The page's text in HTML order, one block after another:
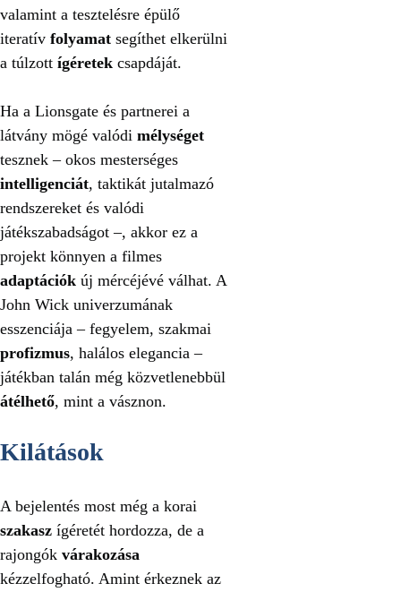
valamint a tesztelésre épülő
iteratív folyamat segíthet elkerülni
a túlzott ígéretek csapdáját.
Ha a Lionsgate és partnerei a
látvány mögé valódi mélységet
tesznek – okos mesterséges
intelligenciát, taktikát jutalmazó
rendszereket és valódi
játékszabadságot –, akkor ez a
projekt könnyen a filmes
adaptációk új mércéjévé válhat. A
John Wick univerzumának
esszenciája – fegyelem, szakmai
profizmus, halálos elegancia –
játékban talán még közvetlenebbül
átélhető, mint a vásznon.
Kilátások
A bejelentés most még a korai
szakasz ígéretét hordozza, de a
rajongók várakozása
kézzelfogható. Amint érkeznek az